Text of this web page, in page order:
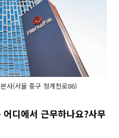
사(서울 중구 청계천로86)
디에서 근무하나요?사무